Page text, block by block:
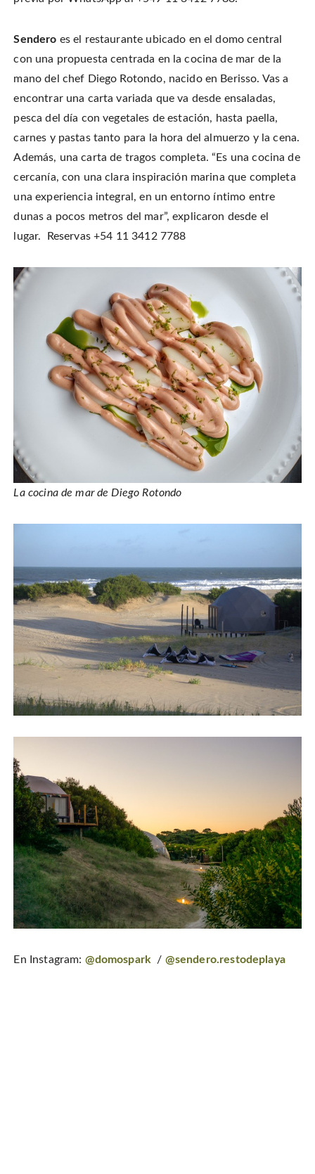
Sendero es el restaurante ubicado en el domo central
con una propuesta centrada en la cocina de mar de la
mano del chef Diego Rotondo, nacido en Berisso. Vas a
encontrar una carta variada que va desde ensaladas,
pesca del día con vegetales de estación, hasta paella,
carnes y pastas tanto para la hora del almuerzo y la cena.
Además, una carta de tragos completa. “Es una cocina de
cercanía, con una clara inspiración marina que completa
una experiencia integral, en un entorno íntimo entre
dunas a pocos metros del mar”, explicaron desde el
lugar. Reservas +54 11 3412 7788
La cocina de mar de Diego Rotondo
En Instagram: @domospark / @sendero.restodeplaya